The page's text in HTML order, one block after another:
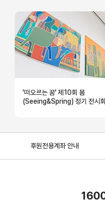
'떠오르는 꿈' 제10회 봄
(Seeing&Spring) 정기 전시
후원전용계좌 안내